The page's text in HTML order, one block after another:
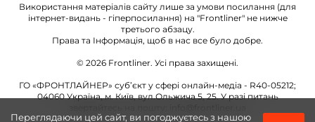
Переглядаючи цей сайт, ви погоджуєтесь з нашою
Використання матеріалів сайту лише за умови посилання (для
інтернет-видань - гіперпосилання) на "Frontliner" не нижче
третього абзацу.
Права та Інформація, щоб в нас все було добре.
© 2026 Frontliner. Усі права захищені.
ГО «ФРОНТЛАЙНЕР» суб’єкт у сфері онлайн-медіа - R40-05212;
04060 Україна, м. Київ, вул.Ольжича 5, 25. У разі питань